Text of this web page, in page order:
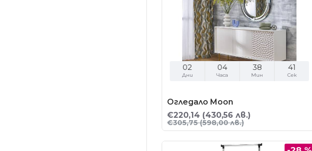
02
Дни
04
Часа
38
Мин
40
Сек
Огледало Moon
€220,14 (430,56 лв.)
€305,75(598,00 лв.)